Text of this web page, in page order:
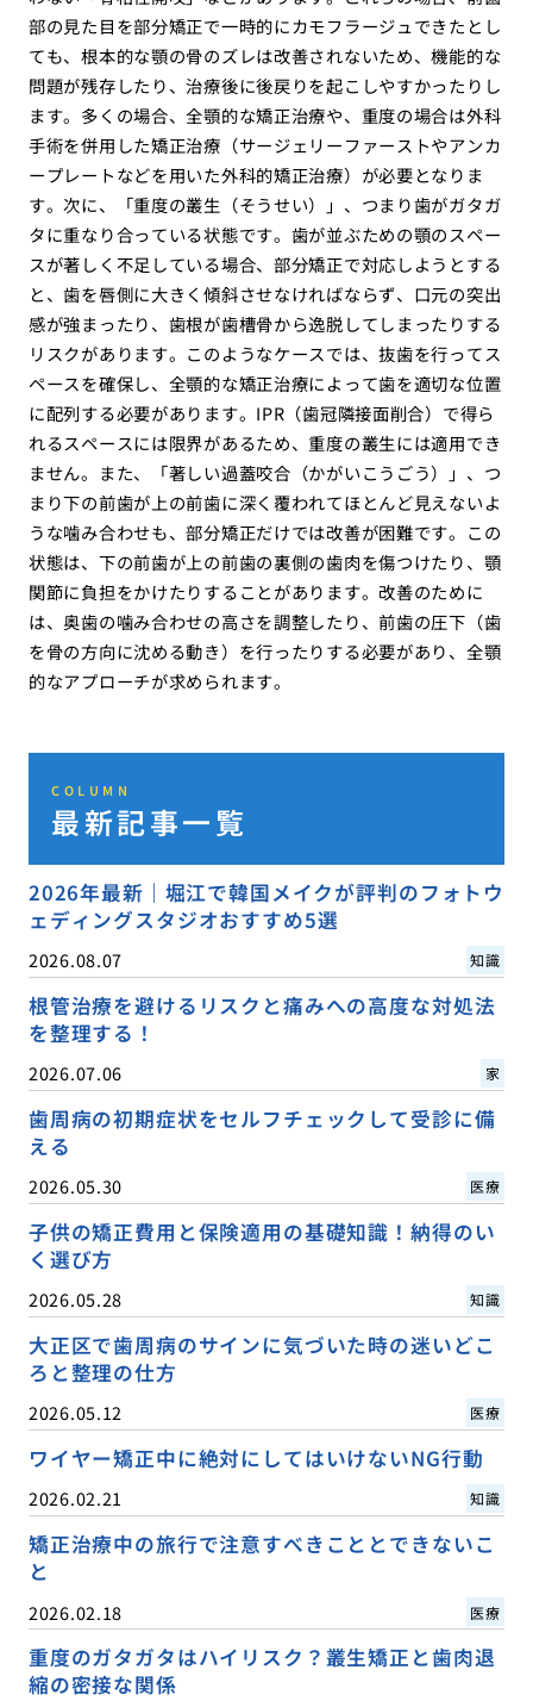
部の見た目を部分矯正で一時的にカモフラージュできたとし
ても、根本的な顎の骨のズレは改善されないため、機能的な
問題が残存したり、治療後に後戻りを起こしやすかったりし
ます。多くの場合、全顎的な矯正治療や、重度の場合は外科
手術を併用した矯正治療（サージェリーファーストやアンカ
ープレートなどを用いた外科的矯正治療）が必要となりま
す。次に、「重度の叢生（そうせい）」、つまり歯がガタガ
タに重なり合っている状態です。歯が並ぶための顎のスペー
スが著しく不足している場合、部分矯正で対応しようとする
と、歯を唇側に大きく傾斜させなければならず、口元の突出
感が強まったり、歯根が歯槽骨から逸脱してしまったりする
リスクがあります。このようなケースでは、抜歯を行ってス
ペースを確保し、全顎的な矯正治療によって歯を適切な位置
に配列する必要があります。IPR（歯冠隣接面削合）で得ら
れるスペースには限界があるため、重度の叢生には適用でき
ません。また、「著しい過蓋咬合（かがいこうごう）」、つ
まり下の前歯が上の前歯に深く覆われてほとんど見えないよ
うな噛み合わせも、部分矯正だけでは改善が困難です。この
状態は、下の前歯が上の前歯の裏側の歯肉を傷つけたり、顎
関節に負担をかけたりすることがあります。改善のために
は、奥歯の噛み合わせの高さを調整したり、前歯の圧下（歯
を骨の方向に沈める動き）を行ったりする必要があり、全顎
的なアプローチが求められます。
COLUMN
最新記事一覧
2026年最新｜堀江で韓国メイクが評判のフォトウ
ェディングスタジオおすすめ5選
2026.08.07 知識
根管治療を避けるリスクと痛みへの高度な対処法
を整理する！
2026.07.06 家
歯周病の初期症状をセルフチェックして受診に備
える
2026.05.30 医療
子供の矯正費用と保険適用の基礎知識！納得のい
く選び方
2026.05.28 知識
大正区で歯周病のサインに気づいた時の迷いどこ
ろと整理の仕方
2026.05.12 医療
ワイヤー矯正中に絶対にしてはいけないNG行動
2026.02.21 知識
矯正治療中の旅行で注意すべきこととできないこ
と
2026.02.18 医療
重度のガタガタはハイリスク？叢生矯正と歯肉退
縮の密接な関係